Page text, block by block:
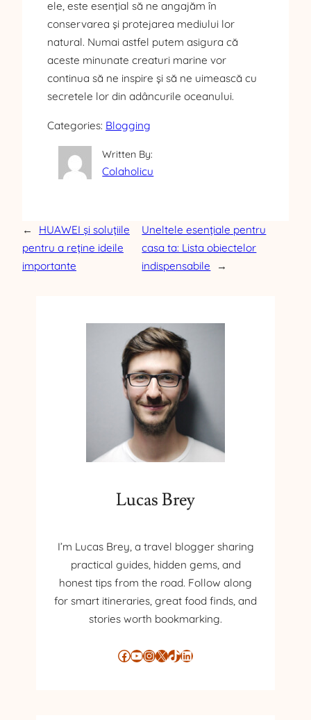
ele, este esențial să ne angajăm în
conservarea și protejarea mediului lor
natural. Numai astfel putem asigura că
aceste minunate creaturi marine vor
continua să ne inspire și să ne uimească cu
secretele lor din adâncurile oceanului.
Categories: Blogging
Written By:
Colaholicu
←
HUAWEI și soluțiile
pentru a reține ideile
importante
Uneltele esențiale pentru
casa ta: Lista obiectelor
indispensabile
→
Lucas Brey
I’m Lucas Brey, a travel blogger sharing
practical guides, hidden gems, and
honest tips from the road. Follow along
for smart itineraries, great food finds, and
stories worth bookmarking.
Facebook YouTube InstagramX TikTok LinkedIn